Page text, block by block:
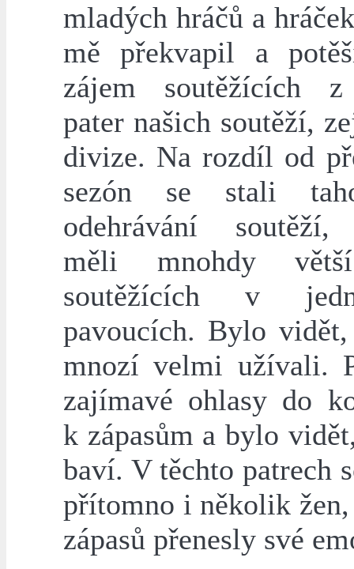
mladých hráčů a
mě překvapil a
zájem soutěžících
pater našich soutěží,
divize. Na rozdíl od
sezón se stali
odehrávání
měli mnohdy
soutěžících v
pavoucích. Bylo
mnozí velmi užívali.
zajímavé ohlasy do
k zápasům a bylo
baví. V těchto patrech
přítomno i několik
zápasů přenesly své